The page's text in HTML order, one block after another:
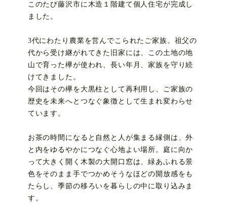
このたび藤沢市に木造１階建て個人住宅が完成し
ました。
3代にわたり農業を営んでこられたご家族。祖父の
代から受け継がれてきた旧家には、この土地の地
山で育った欅が使われ、長い年月、家族を守り続
けてきました。
今回はその欅を大黒柱として再利用し、ご家族の
歴史を未来へとつなぐ象徴として生まれ変わらせ
ています。
お茶の時間になると自然と人が集まる縁側は、外
と内をゆるやかにつなぐ心地よい場所。庭に向か
って大きく開く木製の大開口窓は、緑あふれる景
色をそのまま手でつかめそうなほどの開放感をも
たらし、季節の移ろいを暮らしの中に取り込みま
す。